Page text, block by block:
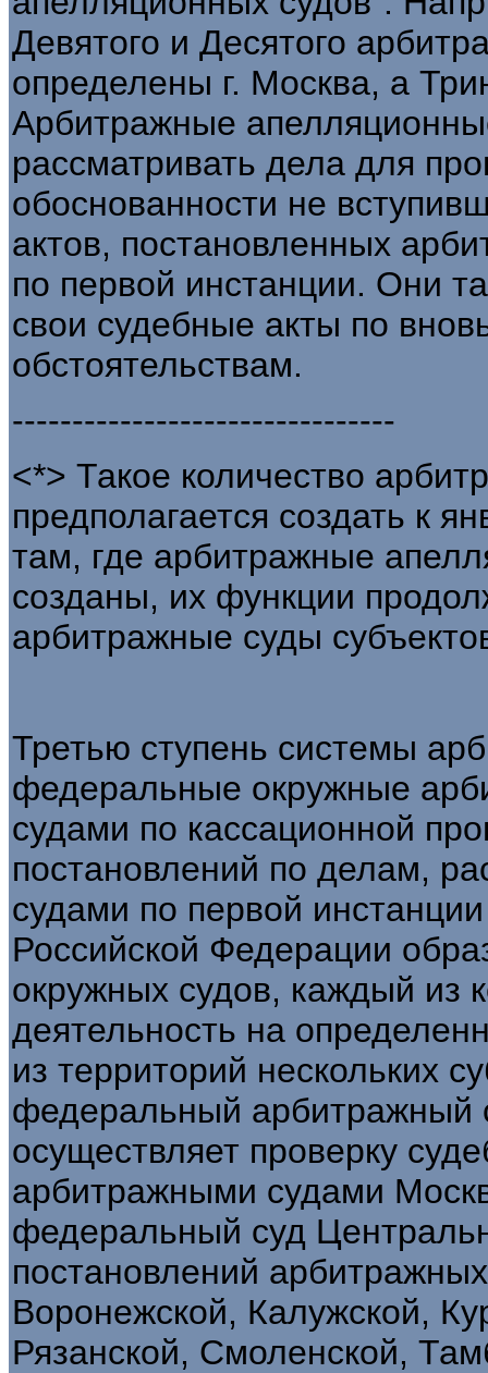
Девятого и Десятого
определены г. Москва, а
Арбитражные
рассматривать дела для
обоснованности не
актов, постановленных
по первой инстанции. Они
свои судебные акты по
обстоятельствам.
--------------------------------
<*> Такое количество
предполагается создать к
там, где арбитражные
созданы, их функции
арбитражные суды
Третью ступень системы
федеральные окружные
судами по кассационной
постановлений по делам,
судами по первой
Российской Федерации
окружных судов, каждый из
деятельность на
из территорий нескольких
федеральный арбитражный
осуществляет проверку
арбитражными судами
федеральный суд
постановлений
Воронежской, Калужской,
Рязанской, Смоленской,